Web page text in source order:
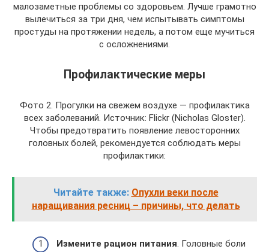
малозаметные проблемы со здоровьем. Лучше грамотно
вылечиться за три дня, чем испытывать симптомы
простуды на протяжении недель, а потом еще мучиться
с осложнениями.
Профилактические меры
Фото 2. Прогулки на свежем воздухе — профилактика
всех заболеваний. Источник: Flickr (Nicholas Gloster).
Чтобы предотвратить появление левосторонних
головных болей, рекомендуется соблюдать меры
профилактики:
Читайте также: Опухли веки после
наращивания ресниц – причины, что делать
Измените рацион питания. Головные боли